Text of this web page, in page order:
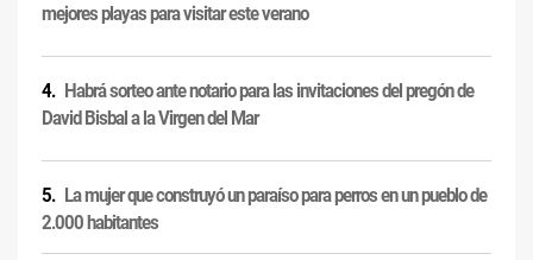
mejores playas para visitar este verano
Habrá sorteo ante notario para las invitaciones del pregón de
David Bisbal a la Virgen del Mar
La mujer que construyó un paraíso para perros en un pueblo de
2.000 habitantes